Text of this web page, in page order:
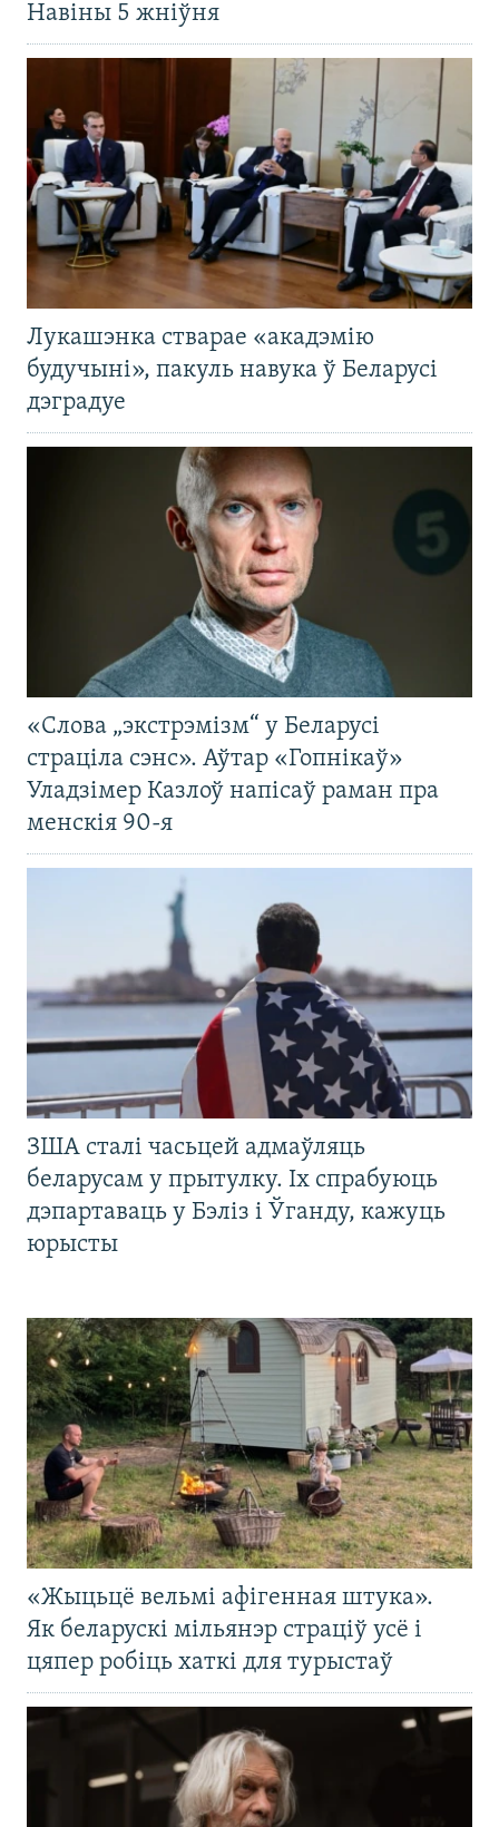
Навіны 5 жніўня
Лукашэнка стварае «акадэмію
будучыні», пакуль навука ў Беларусі
дэградуе
«Слова „экстрэмізм“ у Беларусі
страціла сэнс». Аўтар «Гопнікаў»
Уладзімер Казлоў напісаў раман пра
менскія 90-я
ЗША сталі часьцей адмаўляць
беларусам у прытулку. Іх спрабуюць
дэпартаваць у Бэліз і Ўганду, кажуць
юрысты
«Жыцьцё вельмі афігенная штука».
Як беларускі мільянэр страціў усё і
цяпер робіць хаткі для турыстаў